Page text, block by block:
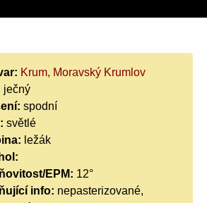
Krum, Moravský Krumlov
ječný
spodní
světlé
ležák
EPM: 12°
info: nepasterizované,